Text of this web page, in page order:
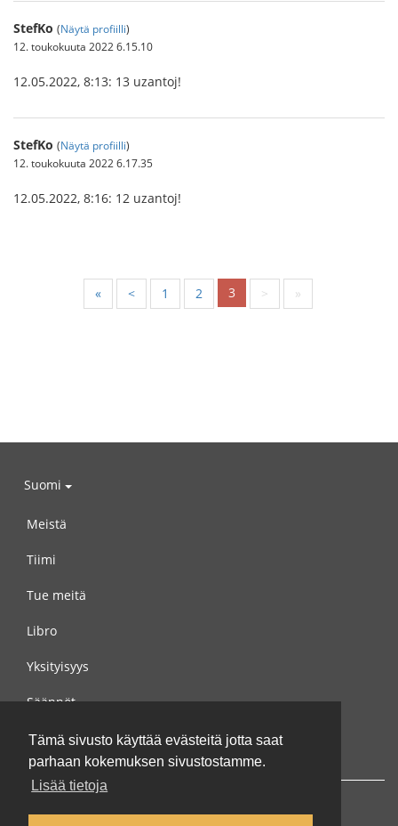
Tämä sivusto käyttää evästeitä jotta saat
parhaan kokemuksen sivustostamme.
Lisää tietoja
StefKo (Näytä profiilli)
12. toukokuuta 2022 6.15.10
12.05.2022, 8:13: 13 uzantoj!
StefKo (Näytä profiilli)
12. toukokuuta 2022 6.17.35
12.05.2022, 8:16: 12 uzantoj!
« < 1 2 3 > »
Suomi
Meistä
Tiimi
Tue meitä
Libro
Yksityisyys
Säännöt
Ota yhteyttä meihin